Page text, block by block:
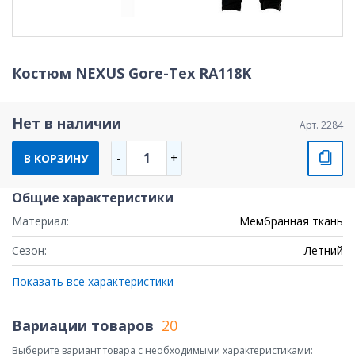
Костюм NEXUS Gore-Tex RA118K
Нет в наличии Арт. 2284
В КОРЗИНУ - 1 +
Общие характеристики
Материал:
Мембранная ткань
Сезон:
Летний
Показать все характеристики
Вариации товаров 20
Выберите вариант товара с необходимыми характеристиками: